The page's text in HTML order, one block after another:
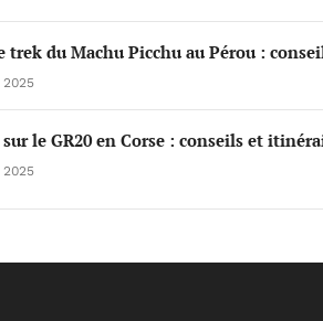
trek du Machu Picchu au Pérou :
le GR20 en Corse : conseils et